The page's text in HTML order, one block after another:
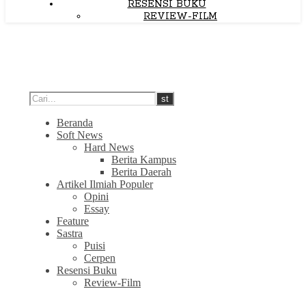
RESENSI BUKU
REVIEW-FILM
Beranda
Soft News
Hard News
Berita Kampus
Berita Daerah
Artikel Ilmiah Populer
Opini
Essay
Feature
Sastra
Puisi
Cerpen
Resensi Buku
Review-Film